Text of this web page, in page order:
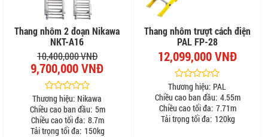
Thang nhôm 2 đoạn Nikawa
NKT-A16
10,400,000 VNĐ
9,700,000 VNĐ
Thương hiệu: Nikawa
Chiều cao ban đầu: 5m
Chiều cao tối đa: 8.7m
Tải trọng tối đa: 150kg
Thang nhôm trượt cách điện
PAL FP-28
12,099,000 VNĐ
Thương hiệu: PAL
Chiều cao ban đầu: 4.55m
Chiều cao tối đa: 7.71m
Tải trọng tối đa: 120kg